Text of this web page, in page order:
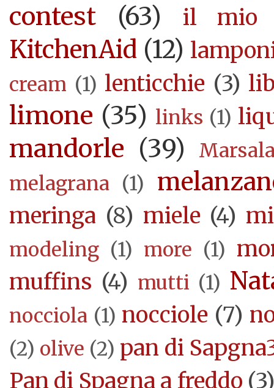
contest (63) il mio
KitchenAid (12)
cream (1) lenticchie (3)
limone (35) links (1)
mandorle (39)
melagrana (1)
meringa (8) miele (4)
modeling (1) more (1)
muffins (4) mutti (1)
nocciola (1) nocciole (7)
(2) olive (2) pan di
Pan di Spagna a freddo (3)